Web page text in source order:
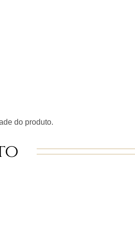
do produto.